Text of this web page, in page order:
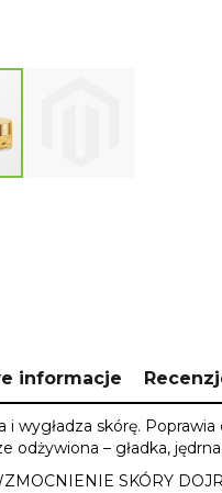
informacje
i wygładza skórę.
odżywiona – gładka,
SKÓRY